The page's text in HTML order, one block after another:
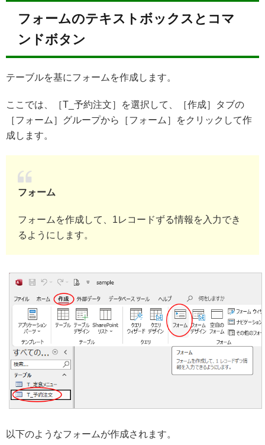
フォームのテキストボックスとコマ
ンドボタン
テーブルを基にフォームを作成します。
ここでは、［T_予約注文］を選択して、［作成］タブの
［フォーム］グループから［フォーム］をクリックして作
成します。
フォーム
フォームを作成して、1レコードずる情報を入力でき
るようにします。
以下のようなフォームが作成されます。